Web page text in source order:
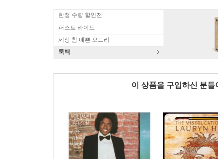
한정 수량 할인전
퍼스트 라이드
세상 참 예쁜 오드리
룩백
이 상품을 구입하신 분